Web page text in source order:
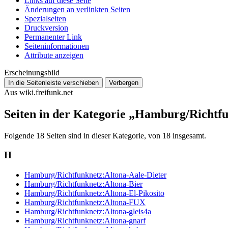
Änderungen an verlinkten Seiten
Spezialseiten
Druckversion
Permanenter Link
Seiten­­informationen
Attribute anzeigen
Erscheinungsbild
In die Seitenleiste verschieben Verbergen
Aus wiki.freifunk.net
Seiten in der Kategorie „Hamburg/
Folgende 18 Seiten sind in dieser Kategorie, von 18 insgesamt.
H
Hamburg/Richtfunknetz:Altona-Aale-Dieter
Hamburg/Richtfunknetz:Altona-Bier
Hamburg/Richtfunknetz:Altona-El-Pikosito
Hamburg/Richtfunknetz:Altona-FUX
Hamburg/Richtfunknetz:Altona-gleis4a
Hamburg/Richtfunknetz:Altona-gnarf